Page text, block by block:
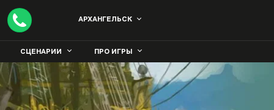
АРХАНГЕЛЬСК
СЦЕНАРИИ ПРО ИГРЫ